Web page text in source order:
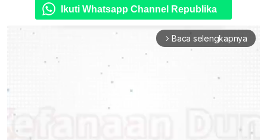
Ikuti Whatsapp Channel Republika
arrow_forward_ios Baca selengkapnya